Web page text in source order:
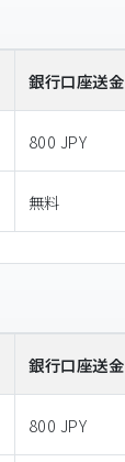
銀行口座送金
800 JPY
無料
銀行口座送金
800 JPY